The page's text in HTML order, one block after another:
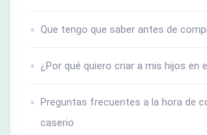
Que tengo que saber antes de
¿Por qué quiero criar a mis hijos en
Preguntas frecuentes a la hora de
caserio